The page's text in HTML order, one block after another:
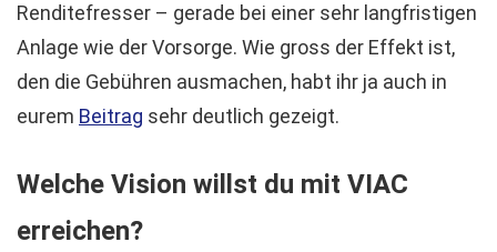
Renditefresser – gerade bei einer sehr langfristigen
Anlage wie der Vorsorge. Wie gross der Effekt ist,
den die Gebühren ausmachen, habt ihr ja auch in
eurem Beitrag sehr deutlich gezeigt.
Welche Vision willst du mit VIAC
erreichen?